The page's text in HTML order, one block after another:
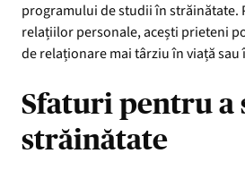
programului de studii în străinătate.
relațiilor personale, acești prieteni
de relaționare mai târziu în viață sau
Sfaturi pentru a
străinătate